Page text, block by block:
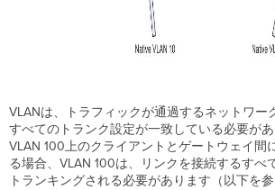
VLANは、トラフィックが通過するネットワー
すべてのトランク設定が一致している必要があ
VLAN 100上のクライアントとゲートウェイ間
る場合、VLAN 100は、リンクを接続するすべ
トランキングされる必要があります（以下を参